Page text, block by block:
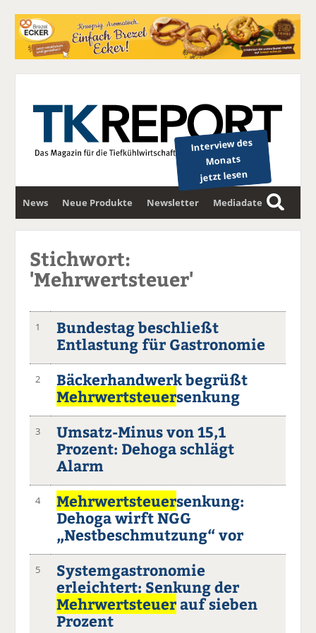
Interview des
Monats
jetzt lesen
News Neue Produkte Newsletter Mediadaten
S
u
Stichwort:
'Mehrwertsteuer'
1
Bundestag beschließt
Entlastung für Gastronomie
2
Bäckerhandwerk begrüßt
Mehrwertsteuersenkung
3
Umsatz-Minus von 15,1
Prozent: Dehoga schlägt
Alarm
4 Mehrwertsteuersenkung:
Dehoga wirft NGG
„Nestbeschmutzung“ vor
5
Systemgastronomie
erleichtert: Senkung der
Mehrwertsteuerauf sieben
Prozent